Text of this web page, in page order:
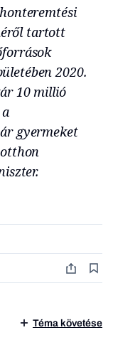
tartott
2020.
10 millió
gyermeket
Téma követése